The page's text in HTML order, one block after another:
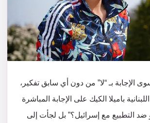
الإجابة بـ “لا” من دون أي سابق تفكير،
باميلا الكيك على الإجابة المباشرة
التطبيع مع إسرائيل؟” بل لجأت إلى